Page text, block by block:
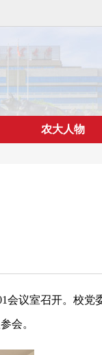
农大人物
会议室召开。校党
会。